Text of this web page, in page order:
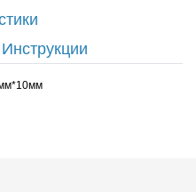
Инструкции